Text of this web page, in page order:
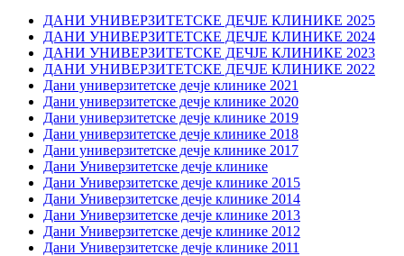
ДАНИ УНИВЕРЗИТЕТСКЕ ДЕЧЈЕ КЛИНИКЕ 2025
ДАНИ УНИВЕРЗИТЕТСКЕ ДЕЧЈЕ КЛИНИКЕ 2024
ДАНИ УНИВЕРЗИТЕТСКЕ ДЕЧЈЕ КЛИНИКЕ 2023
ДАНИ УНИВЕРЗИТЕТСКЕ ДЕЧЈЕ КЛИНИКЕ 2022
Дани универзитетске дечје клинике 2021
Дани универзитетске дечје клинике 2020
Дани универзитетске дечје клинике 2019
Дани универзитетске дечје клинике 2018
Дани универзитетске дечје клинике 2017
Дани Универзитетске дечје клинике
Дани Универзитетске дечје клинике 2015
Дани Универзитетске дечје клинике 2014
Дани Универзитетске дечје клинике 2013
Дани Универзитетске дечје клинике 2012
Дани Универзитетске дечје клинике 2011